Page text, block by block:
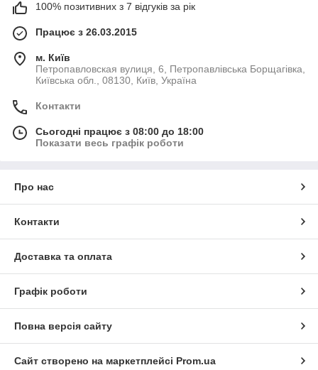
100% позитивних з 7 відгуків за рік
Працює з 26.03.2015
м. Київ
Петропавловская вулиця, 6, Петропавлівська Борщагівка,
Київська обл., 08130, Київ, Україна
Контакти
Сьогодні працює з 08:00 до 18:00
Показати весь графік роботи
Про нас
Контакти
Доставка та оплата
Графік роботи
Повна версія сайту
Сайт створено на маркетплейсі Prom.ua